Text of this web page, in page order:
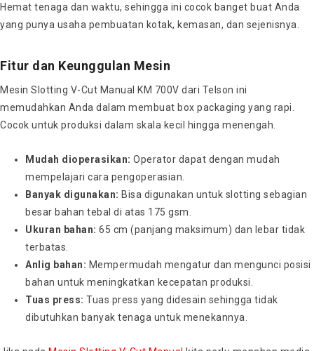
Hemat tenaga dan waktu, sehingga ini cocok banget buat Anda
yang punya usaha pembuatan kotak, kemasan, dan sejenisnya.
Fitur dan Keunggulan Mesin
Mesin Slotting V-Cut Manual KM 700V dari Telson ini
memudahkan Anda dalam membuat box packaging yang rapi.
Cocok untuk produksi dalam skala kecil hingga menengah.
Mudah dioperasikan: Operator dapat dengan mudah
mempelajari cara pengoperasian.
Banyak digunakan: Bisa digunakan untuk slotting sebagian
besar bahan tebal di atas 175 gsm.
Ukuran bahan: 65 cm (panjang maksimum) dan lebar tidak
terbatas.
Anlig bahan: Mempermudah mengatur dan mengunci posisi
bahan untuk meningkatkan kecepatan produksi.
Tuas press: Tuas press yang didesain sehingga tidak
dibutuhkan banyak tenaga untuk menekannya.